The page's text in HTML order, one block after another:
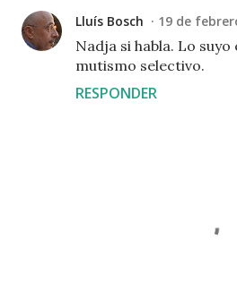
Lluís Bosch 19 de
Nadja si habla. Lo
mutismo selectivo.
RESPONDER